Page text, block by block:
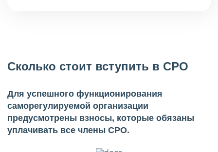
Сколько стоит вступить в СРО
Для успешного функционирования
саморегулируемой организации
предусмотрены взносы, которые обязаны
уплачивать все члены СРО.